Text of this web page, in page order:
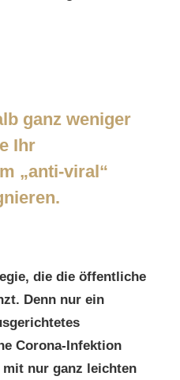
ganz weniger
Ihr
„anti-viral“
die die öffentliche
Denn nur ein
Corona-Infektion
nur ganz leichten